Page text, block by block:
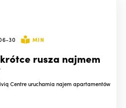
30 MIN
rusza najmem
Centre uruchamia najem apartamentów